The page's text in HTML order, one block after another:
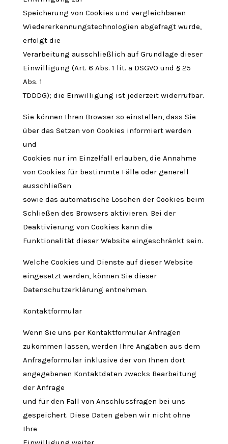
Speicherung von Cookies und vergleichbaren
Wiedererkennungstechnologien abgefragt wurde,
erfolgt die
Verarbeitung ausschließlich auf Grundlage dieser
Einwilligung (Art. 6 Abs. 1 lit. a DSGVO und § 25
Abs. 1
TDDDG); die Einwilligung ist jederzeit widerrufbar.
Sie können Ihren Browser so einstellen, dass Sie
über das Setzen von Cookies informiert werden
und
Cookies nur im Einzelfall erlauben, die Annahme
von Cookies für bestimmte Fälle oder generell
ausschließen
sowie das automatische Löschen der Cookies beim
Schließen des Browsers aktivieren. Bei der
Deaktivierung von Cookies kann die
Funktionalität dieser Website eingeschränkt sein.
Welche Cookies und Dienste auf dieser Website
eingesetzt werden, können Sie dieser
Datenschutzerklärung entnehmen.
Kontaktformular
Wenn Sie uns per Kontaktformular Anfragen
zukommen lassen, werden Ihre Angaben aus dem
Anfrageformular inklusive der von Ihnen dort
angegebenen Kontaktdaten zwecks Bearbeitung
der Anfrage
und für den Fall von Anschlussfragen bei uns
gespeichert. Diese Daten geben wir nicht ohne
Ihre